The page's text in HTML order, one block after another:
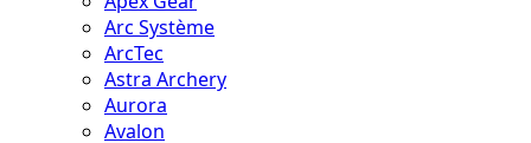
Arc Système
ArcTec
Astra Archery
Aurora
Avalon